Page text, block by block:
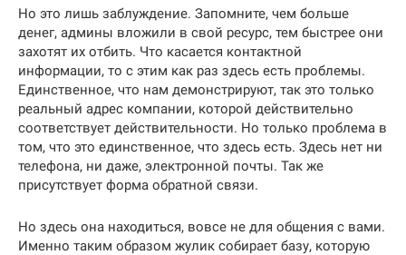
Но это лишь заблуждение. Запомните, чем больше
денег, админы вложили в свой ресурс, тем быстрее они
захотят их отбить. Что касается контактной
информации, то с этим как раз здесь есть проблемы.
Единственное, что нам демонстрируют, так это только
реальный адрес компании, которой действительно
соответствует действительности. Но только проблема в
том, что это единственное, что здесь есть. Здесь нет ни
телефона, ни даже, электронной почты. Так же
присутствует форма обратной связи.
Но здесь она находиться, вовсе не для общения с вами.
Именно таким образом жулик собирает базу, которую